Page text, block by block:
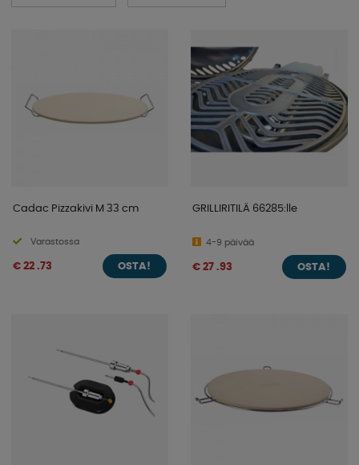
Cadac Pizzakivi M 33 cm
Varastossa
€ 22 .73 OSTA!
GRILLIRITILÄ 66285:lle
4-9 päivää
€ 27 .93 OSTA!